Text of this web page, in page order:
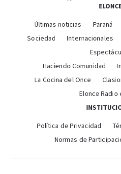
Últimas noticias Paraná
Sociedad
Internacionales
Haciendo Comunidad
La Cocina del Once
Elonce Radio
Política de Privacidad
Normas de